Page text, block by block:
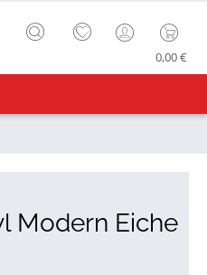
0,00 €
Modern Eiche